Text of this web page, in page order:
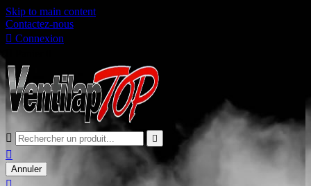
Skip to main content
Contactez-nous
 Connexion
 

Annuler